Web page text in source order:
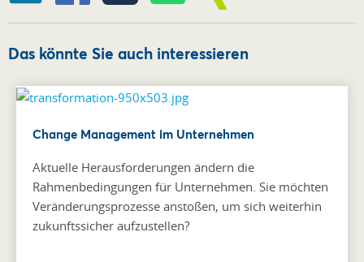
Das könnte Sie auch interessieren
Change Management im Unternehmen
Aktuelle Herausforderungen ändern die
Rahmenbedingungen für Unternehmen. Sie möchten
Veränderungsprozesse anstoßen, um sich weiterhin
zukunftssicher aufzustellen?